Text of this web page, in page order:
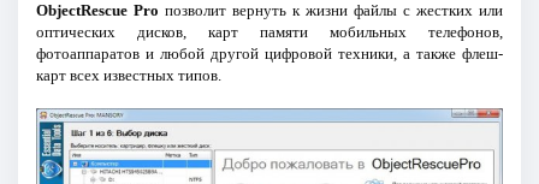
ObjectRescue Pro позволит вернуть к жизни файлы с жестких или
оптических дисков, карт памяти мобильных телефонов,
фотоаппаратов и любой другой цифровой техники, а также флеш-
карт всех известных типов.